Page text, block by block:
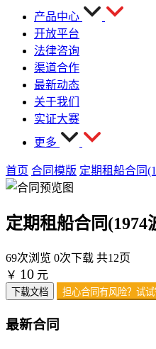
产品中心
开放平台
法律咨询
渠道合作
最新动态
关于我们
实证大赛
更多
首页 合同模版 定期租船合同
定期租船合同(1974
69次浏览 0次下载 共12页
￥ 10 元
下载文档 担心合同有风险？试
最新合同